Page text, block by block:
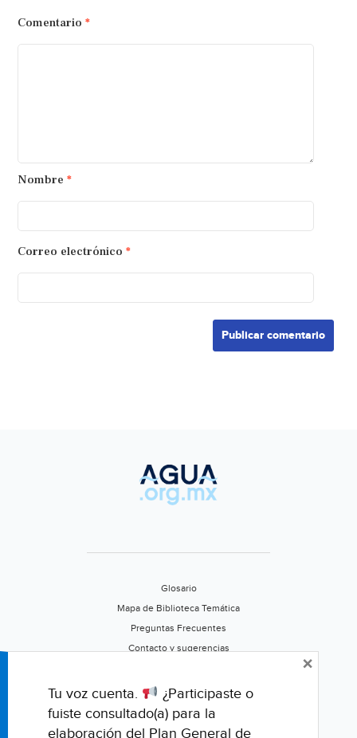
Comentario *
Nombre *
Correo electrónico *
Glosario
Mapa de Biblioteca Temática
Preguntas Frecuentes
Contacto y sugerencias
Califica este portal
Tu voz cuenta.
¿Participaste o
fuiste consultado(a) para la
elaboración del Plan General de
×